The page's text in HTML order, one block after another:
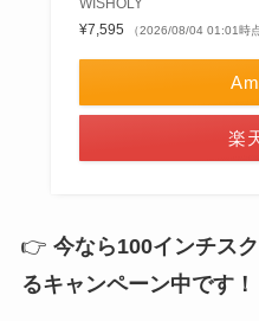
¥7,595
（2026/08/04 01:01時
楽
👉 今なら100インチス
るキャンペーン中です！